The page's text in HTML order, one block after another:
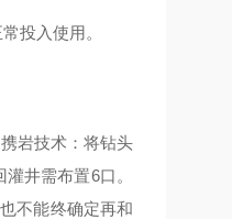
投入使用。
岩技术：将钻头
井需布置6口。
不能终确定再和